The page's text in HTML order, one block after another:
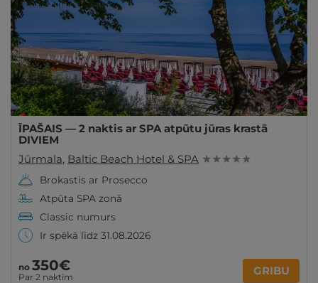
ĪPAŠAIS — 2 naktis ar SPA atpūtu jūras krastā
DIVIEM
Jūrmala, Baltic Beach Hotel & SPA ★ ★ ★ ★ ★
Brokastis ar Prosecco
Atpūta SPA zonā
Classic numurs
Ir spēkā līdz 31.08.2026
no 350€
Par 2 naktīm GRIBU